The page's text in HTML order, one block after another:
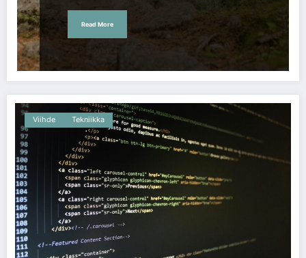
Read More
Viihde Tekniikka